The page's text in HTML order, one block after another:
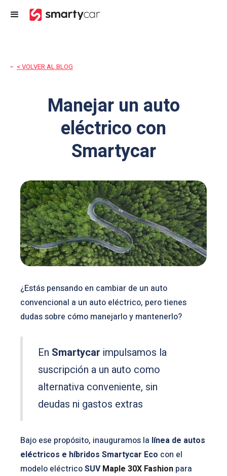
< VOLVER AL BLOG
Manejar un auto
eléctrico con
Smartycar
¿Estás pensando en cambiar de un auto
convencional a un auto eléctrico, pero tienes
dudas sobre cómo manejarlo y mantenerlo?
En Smartycar impulsamos la
suscripción a un auto como
alternativa conveniente, sin
deudas ni gastos extras
Bajo ese propósito, inauguramos la línea de autos
eléctricos e híbridos Smartycar Eco con el
modelo eléctricoSUVMaple 30X Fashion para